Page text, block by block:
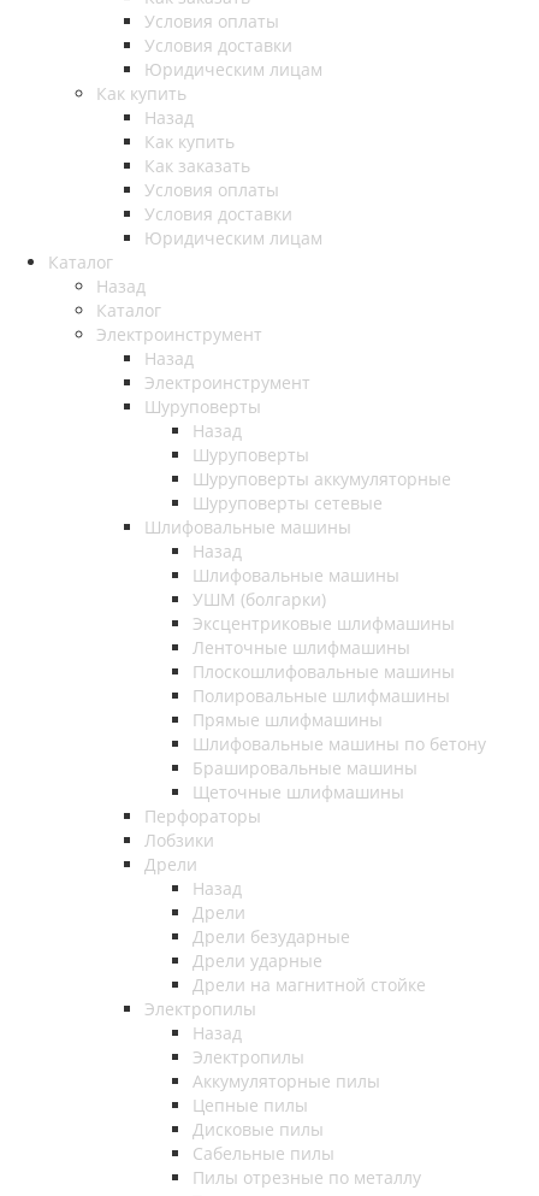
Условия оплаты
Условия доставки
Юридическим лицам
Как купить
Назад
Как купить
Как заказать
Условия оплаты
Условия доставки
Юридическим лицам
Каталог
Назад
Каталог
Электроинструмент
Назад
Электроинструмент
Шуруповерты
Назад
Шуруповерты
Шуруповерты аккумуляторные
Шуруповерты сетевые
Шлифовальные машины
Назад
Шлифовальные машины
УШМ (болгарки)
Эксцентриковые шлифмашины
Ленточные шлифмашины
Плоскошлифовальные машины
Полировальные шлифмашины
Прямые шлифмашины
Шлифовальные машины по бетону
Брашировальные машины
Щеточные шлифмашины
Перфораторы
Лобзики
Дрели
Назад
Дрели
Дрели безударные
Дрели ударные
Дрели на магнитной стойке
Электропилы
Назад
Электропилы
Аккумуляторные пилы
Цепные пилы
Дисковые пилы
Сабельные пилы
Пилы отрезные по металлу